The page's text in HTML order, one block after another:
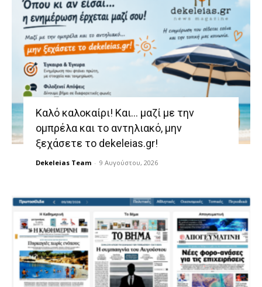
Καλό καλοκαίρι! Και… μαζί με την
ομπρέλα και το αντηλιακό, μην
ξεχάσετε το dekeleias.gr!
Dekeleias Team - 9 Αυγούστου, 2026